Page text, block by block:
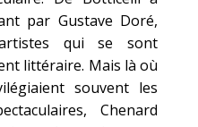
par Gustave Doré,
qui se sont
littéraire. Mais là où
souvent les
Chenard